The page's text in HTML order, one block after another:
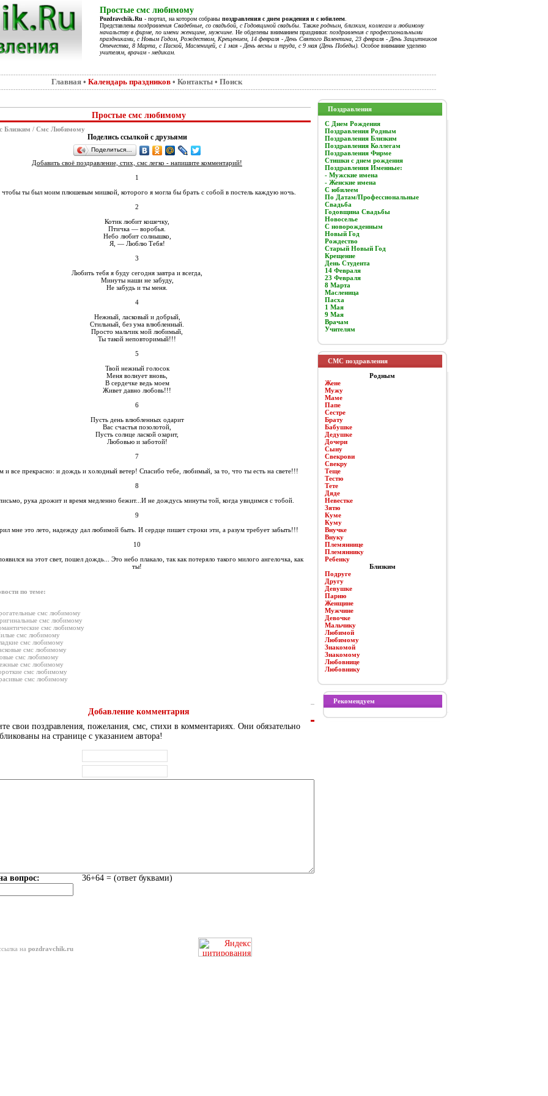
Простые смс любимому
Pozdravchik.Ru - портал, на котором собраны поздравления с днем рождения и с юбилеем
Представлены поздравления Свадебные, со свадьбой, с Годовщиной свадьбы . Также родным, близким, коллегам и любимому
начальству в фирме, по имени женщине, мужчине. Не обделены вниманием праздники: поздравления с профессиональными
праздниками, с Новым Годом, Рождеством, Крещением, 14 февраля - День Святого Валентина, 23 февраля - День Защитников
Отечества, 8 Марта, с Пасхой, Масленицей, с 1 мая - День весны и труда, с 9 мая (День Победы). Особое внимание уделено
учителям, врачам - медикам
Главная • Календарь праздников • Контакты • Поиск
Простые смс любимому
Близким / Смс Любимому
Поделись ссылкой с друзьями
Поделиться…
Добавить своё поздравление, стих, смс легко - напишите комментарий!
1
чтобы ты был моим плюшевым мишкой, которого я могла бы брать с собой в постель каждую ночь.
2
Котик любит кошечку,
Птичка — воробья.
Небо любит солнышко,
Я, — Люблю Тебя!
3
Любить тебя я буду сегодня завтра и всегда,
Минуты наши не забуду,
Не забудь и ты меня.
4
Нежный, ласковый и добрый,
Стильный, без ума влюбленный.
Просто мальчик мой любимый,
Ты такой неповторимый!!!
5
Твой нежный голосок
Меня волнует вновь,
В сердечке ведь моем
Живет давно любовь!!!
6
Пусть день влюбленных одарит
Вас счастья позолотой,
Пусть солнце лаской озарит,
Любовью и заботой!
7
и все прекрасно: и дождь и холодный ветер! Спасибо тебе, любимый, за то, что ты есть на свете!!!
8
рука дрожит и время медленно бежит...И не дождусь минуты той, когда увидимся с тобой.
9
мне это лето, надежду дал любимой быть. И сердце пишет строки эти, а разум требует забыть!!!
10
на этот свет, пошел дождь... Это небо плакало, так как потеряло такого милого ангелочка, как
ты!
по теме:
смс любимому
смс любимому
смс любимому
смс любимому
смс любимому
смс любимому
смс любимому
смс любимому
смс любимому
смс любимому
Добавление комментария
свои поздравления, пожелания, смс, стихи в комментариях. Они обязательно
на странице с указанием автора!
вопрос: 36+64 = (ответ буквами)
Поздравления
C Днем Рождения
Поздравления Родным
Поздравления Близким
Поздравления Коллегам
Поздравления Фирме
Стишки с днем рождения
Поздравления Именные:
- Мужские имена
- Женские имена
С юбилеем
По Датам/Профессиональные
Свадьба
Годовщина Свадьбы
Новоселье
С новорожденным
Новый Год
Рождество
Старый Новый Год
Крещение
День Студента
14 Февраля
23 Февраля
8 Марта
Масленица
Пасха
1 Мая
9 Мая
Врачам
Учителям
СМС поздравления
Родным
Жене
Мужу
Маме
Папе
Сестре
Брату
Бабушке
Дедушке
Дочери
Сыну
Свекрови
Свекру
Теще
Тестю
Тете
Дяде
Невестке
Зятю
Куме
Куму
Внучке
Внуку
Племяннице
Племяннику
Ребенку
Близким
Подруге
Другу
Девушке
Парню
Женщине
Мужчине
Девочке
Мальчику
Любимой
Любимому
Знакомой
Знакомому
Любовнице
Любовнику
Рекомендуем
на pozdravchik.ru